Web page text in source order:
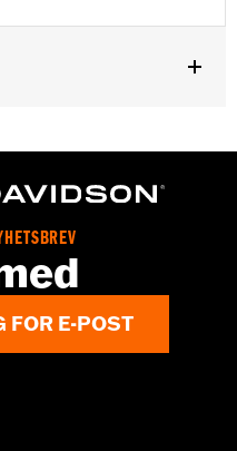
15oz (Cups)
FOR E-POST